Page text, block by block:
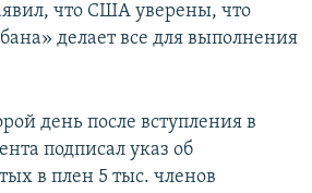
что США уверены, что
делает все для выполнения
день после вступления в
подписал указ об
в плен 5 тыс. членов